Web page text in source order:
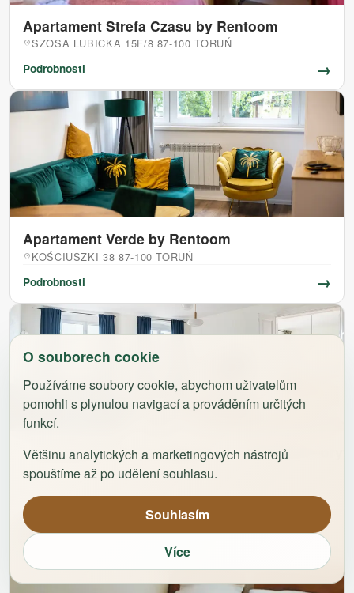
O souborech cookie
Používáme soubory cookie, abychom uživatelům
pomohli s plynulou navigací a prováděním určitých
funkcí.
Většinu analytických a marketingových nástrojů
spouštíme až po udělení souhlasu.
Více
Souhlasím
Apartament Strefa Czasu by Rentoom
location_onSZOSA LUBICKA 15F/8 87-100 TORUŃ
Podrobnosti
→
Apartament Verde by Rentoom
location_on KOŚCIUSZKI 38 87-100 TORUŃ
Podrobnosti
→
Apartament Eliza by Rentoom – apartament
location_onSTRUMYKOWA 1 87-100 TORUŃ
Podrobnosti
→